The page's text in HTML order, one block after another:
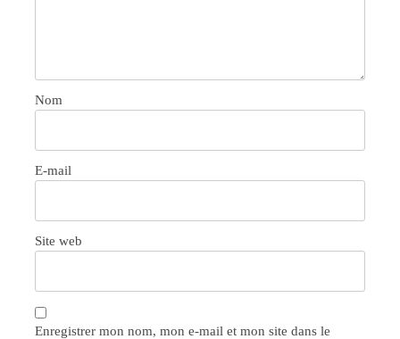
Nom
E-mail
Site web
Enregistrer mon nom, mon e-mail et mon site dans le